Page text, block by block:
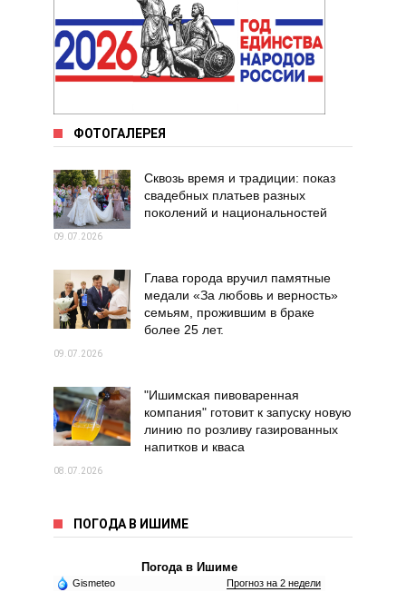
ФОТОГАЛЕРЕЯ
Сквозь время и традиции: показ
свадебных платьев разных
поколений и национальностей
09.07.2026
Глава города вручил памятные
медали «За любовь и верность»
семьям, прожившим в браке
более 25 лет.
09.07.2026
"Ишимская пивоваренная
компания" готовит к запуску новую
линию по розливу газированных
напитков и кваса
08.07.2026
ПОГОДА В ИШИМЕ
Погода в Ишиме
Gismeteo Прогноз на 2 недели